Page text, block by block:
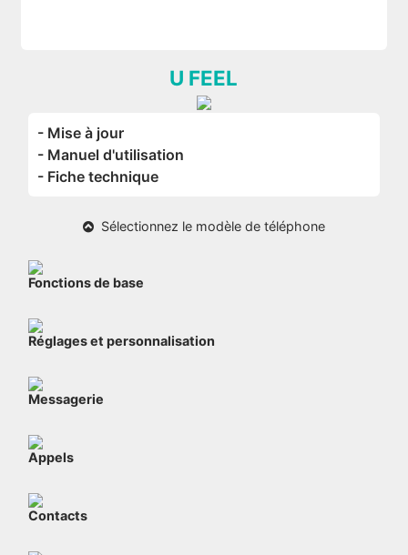
U FEEL
- Mise à jour
- Manuel d'utilisation
- Fiche technique
Sélectionnez le modèle de téléphone
Fonctions de base
Réglages et personnalisation
Messagerie
Appels
Contacts